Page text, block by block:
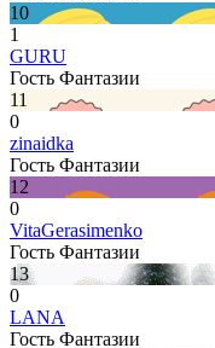
10
1
GURU
Гость Фантазии
11
0
zinaidka
Гость Фантазии
12
0
VitaGerasimenko
Гость Фантазии
13
0
LANA
Гость Фантазии